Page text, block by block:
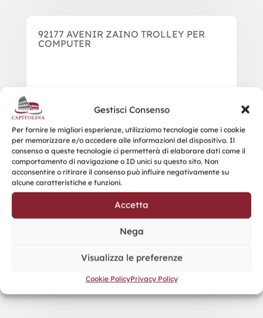
Gestisci Consenso
Per fornire le migliori esperienze, utilizziamo tecnologie come i cookie
per memorizzare e/o accedere alle informazioni del dispositivo. Il
consenso a queste tecnologie ci permetterà di elaborare dati come il
comportamento di navigazione o ID unici su questo sito. Non
acconsentire o ritirare il consenso può influire negativamente su
alcune caratteristiche e funzioni.
Accetta
Nega
Visualizza le preferenze
Cookie PolicyPrivacy Policy
92177 AVENIR ZAINO TROLLEY PER
COMPUTER